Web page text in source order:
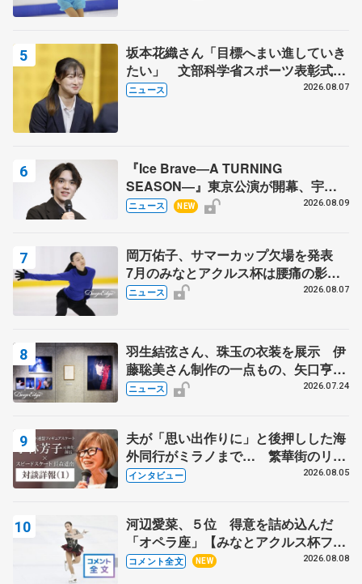
坂本花織さん「目標へまい進していき
たい」 文部科学省スポーツ表彰式で
代表謝辞
ニュース 2026.08.07
『Ice Brave―A TURNING
SEASON―』東京公演が開幕、宇野
昌磨の『Ice Brave』にかける思いを
ニュース NEW 2026.08.09
岡万佑子、サマーカップ欠場を発表
7月のみなとアクルス杯は腰痛の影響
で
ニュース 2026.08.07
羽生結弦さん、珠玉の衣装を展示 伊
藤聡美さん制作の一点もの、矢口亨さ
んが撮影
ニュース 2026.07.24
夫が「思い出作りに」と後押しした海
外同行がミラノまで… 繁華街のリン
クでは不良のお兄さんも味方に 小林
インタビュー 2026.08.05
河辺愛菜、５位 得意を詰め込んだ
「オペラ座」【みなとアクルス杯フリ
ー】
コメント全文 NEW 2026.08.08